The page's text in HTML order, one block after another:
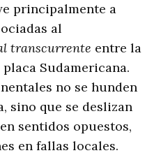
principalmente a
al
transcurrente entre la
Sudamericana.
no se hunden
sino que se deslizan
sentidos opuestos,
en fallas locales.